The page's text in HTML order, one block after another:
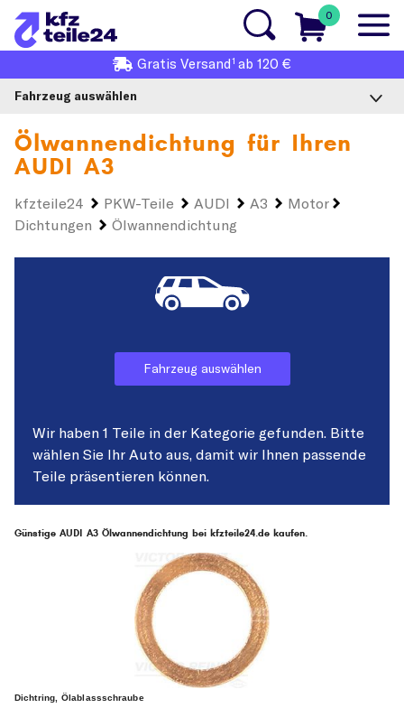
0
Gratis Versand1 ab 120 €
Fahrzeug auswählen
Ölwannendichtung für Ihren
AUDI A3
kfzteile24 PKW-Teile AUDI A3
Motor
Dichtungen
Ölwannendichtung
Fahrzeug auswählen
Wir haben 1 Teile in der Kategorie gefunden. Bitte
wählen Sie Ihr Auto aus, damit wir Ihnen passende
Teile präsentieren können.
Günstige AUDI A3 Ölwannendichtung bei kfzteile24.de kaufen.
Dichtring, Ölablassschraube